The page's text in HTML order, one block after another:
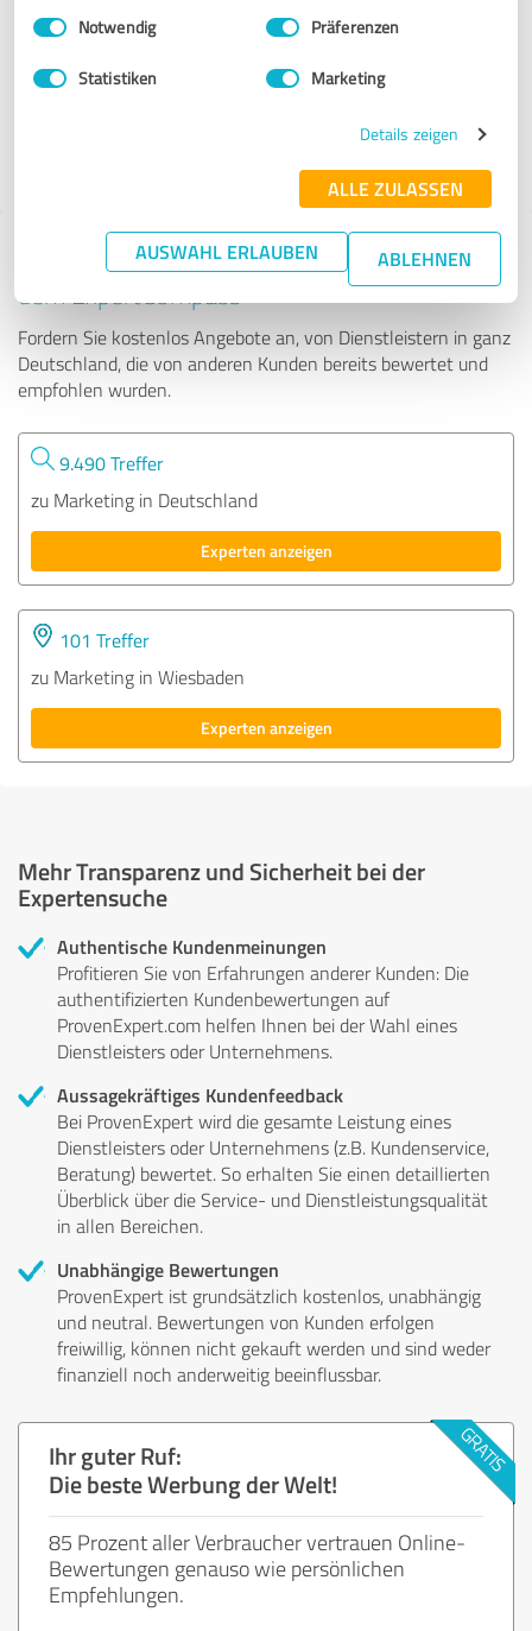
Impressum Datenschutzbestimmungen
Einwilligungsauswahl
Notwendig Präferenzen
Statistiken Marketing
Details zeigen
ALLE ZULASSEN
AUSWAHL ERLAUBEN ABLEHNEN
Bäumer online GmbH
Tipp: Die passenden Experten finden - mit
dem ExpertCompass
Fordern Sie kostenlos Angebote an, von Dienstleistern in ganz
Deutschland, die von anderen Kunden bereits bewertet und
empfohlen wurden.
9.490 Treffer
zu Marketing in Deutschland
Experten anzeigen
101 Treffer
zu Marketing in Wiesbaden
Experten anzeigen
Mehr Transparenz und Sicherheit bei der
Expertensuche
Authentische Kundenmeinungen
Profitieren Sie von Erfahrungen anderer Kunden: Die
authentifizierten Kundenbewertungen auf
ProvenExpert.com helfen Ihnen bei der Wahl eines
Dienstleisters oder Unternehmens.
Aussagekräftiges Kundenfeedback
Bei ProvenExpert wird die gesamte Leistung eines
Dienstleisters oder Unternehmens (z.B. Kundenservice,
Beratung) bewertet. So erhalten Sie einen detaillierten
Überblick über die Service- und Dienstleistungsqualität
in allen Bereichen.
Unabhängige Bewertungen
ProvenExpert ist grundsätzlich kostenlos, unabhängig
und neutral. Bewertungen von Kunden erfolgen
freiwillig, können nicht gekauft werden und sind weder
finanziell noch anderweitig beeinflussbar.
Ihr guter Ruf:
Die beste Werbung der Welt!
85 Prozent aller Verbraucher vertrauen Online-
Bewertungen genauso wie persönlichen
Empfehlungen.